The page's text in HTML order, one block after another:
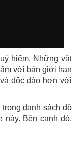
hiếm. Những vật
với bản giới hạn
độc đáo hơn với
trong danh sách độ
này. Bên cạnh đó,